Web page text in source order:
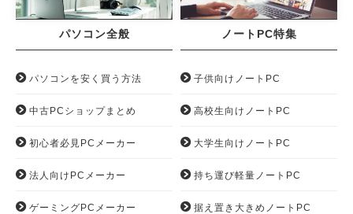
パソコン全般
パソコンを安く買う方法
中古PCショップまとめ
初心者必見PCメーカー
法人向けPCメーカー
ゲーミングPCメーカー
ノートPC特集
子供向けノートPC
高校生向けノートPC
大学生向けノートPC
持ち運び軽量ノートPC
据え置き大きめノートPC